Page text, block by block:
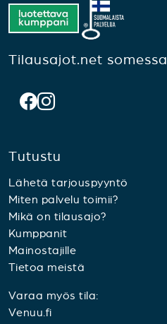
Tilausajot.net somessa
Tutustu
Lähetä tarjouspyyntö
Miten palvelu toimii?
Mikä on tilausajo?
Kumppanit
Mainostajille
Tietoa meistä
Varaa myös tila:
Venuu.fi